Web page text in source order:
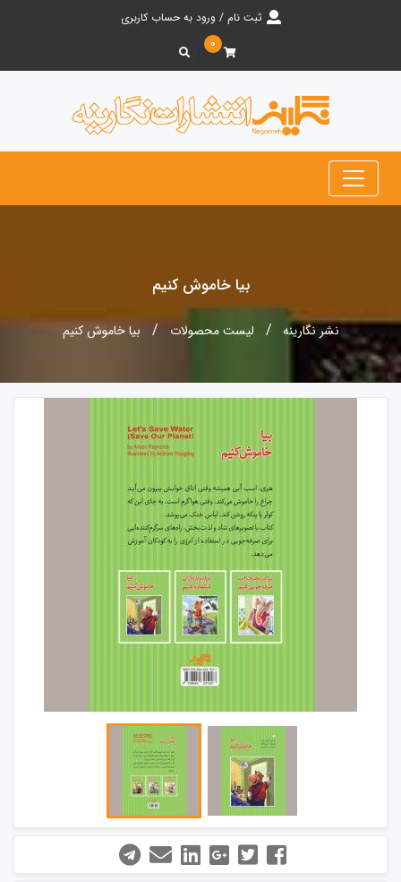
ثبت نام / ورود به حساب کاربری
۰
بیا خاموش کنیم
نشر نگارینه لیست محصولات بیا خاموش کنیم